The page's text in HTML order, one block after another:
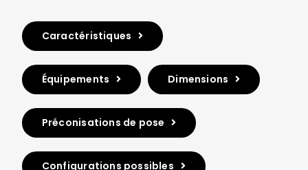
Caractéristiques
Équipements Dimensions
Préconisations de pose
Configurations possibles